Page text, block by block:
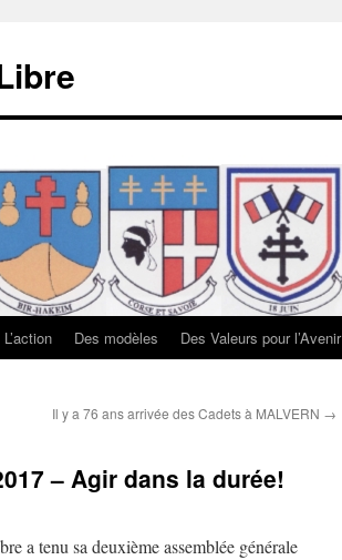
L’action Des modèles Des Valeurs pour l’Avenir
Il y a 76 ans arrivée des Cadets à MALVERN →
– Agir dans la durée!
a tenu sa deuxième assemblée générale